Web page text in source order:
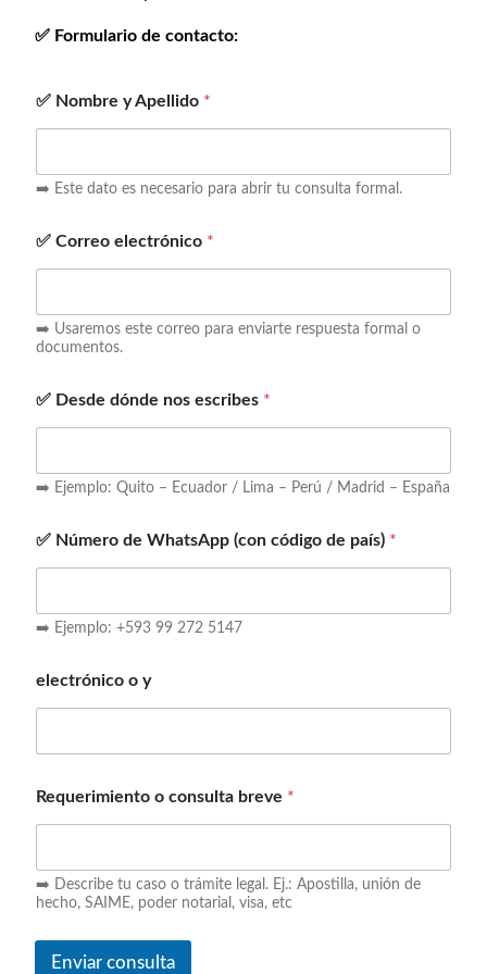
✅ Formulario de contacto:
✅ Nombre y Apellido *
➡️ Este dato es necesario para abrir tu consulta formal.
✅ Correo electrónico *
➡️ Usaremos este correo para enviarte respuesta formal o
documentos.
✅ Desde dónde nos escribes *
➡️ Ejemplo: Quito – Ecuador / Lima – Perú / Madrid – España
✅ Número de WhatsApp (con código de país) *
➡️ Ejemplo: +593 99 272 5147
electrónico o y
Requerimiento o consulta breve *
➡️ Describe tu caso o trámite legal. Ej.: Apostilla, unión de
hecho, SAIME, poder notarial, visa, etc
Enviar consulta